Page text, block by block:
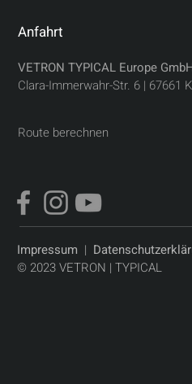
Anfahrt
VETRON TYPICAL Europe
Clara-Immerwahr-Str. 6 | 67661
Route berechnen
Impressum |
© 2023 VETRON | TYPICAL